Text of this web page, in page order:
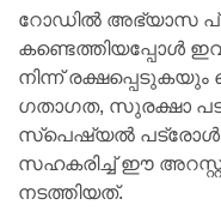
റോഡിൽ അഭ്യാസ
കണ്ടെത്തിയപ്പോൾ
നിന്ന്
ഗതാഗത, സുരക്ഷാ
സ്‌പെഷ്യൽ പട്രോൾ
സഹകരിച്ച് ഈ
നടത്തിയത്.